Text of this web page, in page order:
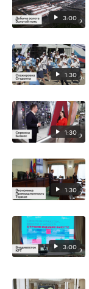
3:00
1:30
1:30
1:30
3:00